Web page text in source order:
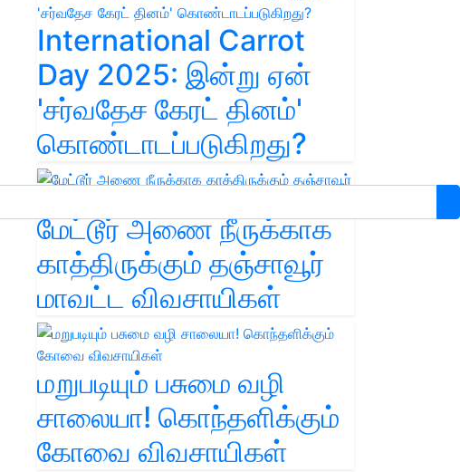
International Carrot
Day 2025: இன்று ஏன்
'சர்வதேச கேரட் தினம்'
கொண்டாடப்படுகிறது?
மேட்டூர் அணை நீருக்காக
காத்திருக்கும் தஞ்சாவூர்
மாவட்ட விவசாயிகள்
மறுபடியும் பசுமை வழி
சாலையா! கொந்தளிக்கும்
கோவை விவசாயிகள்